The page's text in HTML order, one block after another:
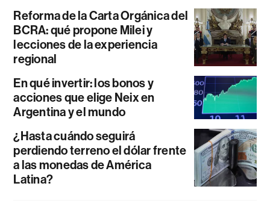
Reforma de la Carta Orgánica del
BCRA: qué propone Milei y
lecciones de la experiencia
regional
En qué invertir: los bonos y
acciones que elige Neix en
Argentina y el mundo
¿Hasta cuándo seguirá
perdiendo terreno el dólar frente
a las monedas de América
Latina?